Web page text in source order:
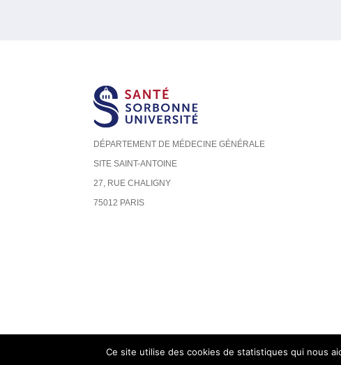
DÉPARTEMENT DE MÉDECINE GÉNÉRALE
SITE SAINT-ANTOINE
27, RUE CHALIGNY
75012 PARIS
Ce site utilise des cookies de statistiques qui nous